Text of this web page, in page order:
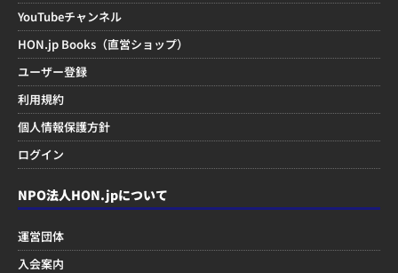
YouTubeチャンネル
HON.jp Books（直営ショップ）
ユーザー登録
利用規約
個人情報保護方針
ログイン
NPO法人HON.jpについて
運営団体
入会案内